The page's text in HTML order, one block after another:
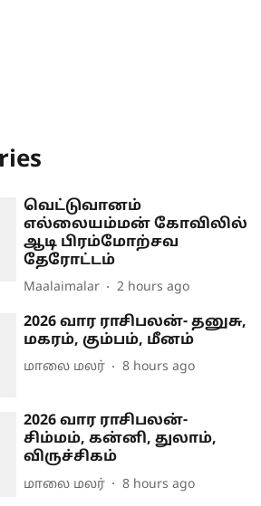
வெட்டுவானம்
எல்லையம்மன் கோவிலில்
ஆடி பிரம்மோற்சவ
தேரோட்டம்
Maalaimalar 2 hours ago
2026 வார ராசிபலன்- தனுசு,
மகரம், கும்பம், மீனம்
மாலை மலர் 8 hours ago
2026 வார ராசிபலன்-
சிம்மம், கன்னி, துலாம்,
விருச்சிகம்
மாலை மலர் 8 hours ago